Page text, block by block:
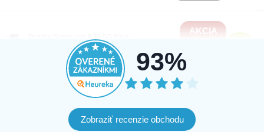
AKCIA
Puzdro Fortcell Armor Samsung Galaxy A33
6,90 €
9,90 €
93%
Zobraziť recenzie obchodu